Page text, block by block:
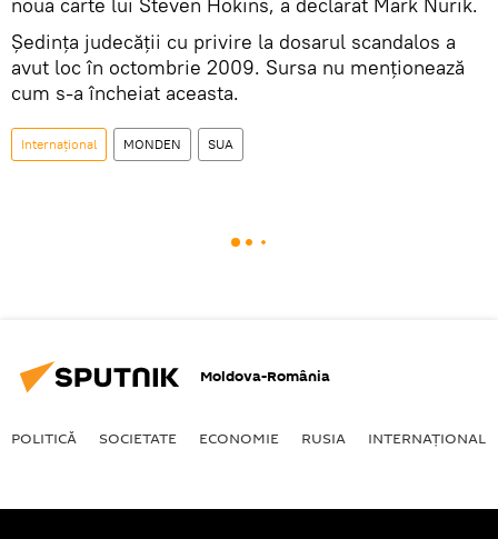
Ședința judecății cu privire la dosarul scandalos a
avut loc în octombrie 2009. Sursa nu menţionează
cum s-a încheiat aceasta.
Internaţional MONDEN SUA
Moldova-România
POLITICĂ SOCIETATE ECONOMIE RUSIA INTERNAŢIONAL